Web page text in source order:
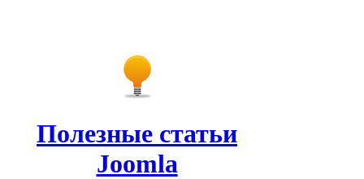
Полезные статьи
Joomla